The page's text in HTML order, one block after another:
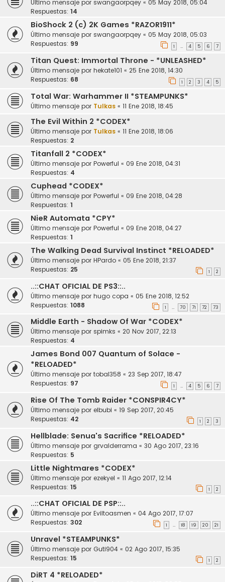
Último mensaje por swangaorpqey « 05 May 2018, 05:04
Respuestas: 14
BioShock 2 (c) 2K Games *RAZOR1911*
Último mensaje por swangaorpqey « 05 May 2018, 05:03
Respuestas: 99 1 … 4 5 6 7
Titan Quest: Immortal Throne - *UNLEASHED*
Último mensaje por hekate101 « 25 Ene 2018, 14:30
Respuestas: 68 1 2 3 4 5
Total War: Warhammer II *STEAMPUNKS*
Último mensaje por Tulkas « 11 Ene 2018, 18:45
The Evil Within 2 *CODEX*
Último mensaje por Tulkas « 11 Ene 2018, 18:06
Respuestas: 2
Titanfall 2 *CODEX*
Último mensaje por Powerful « 09 Ene 2018, 04:31
Respuestas: 4
Cuphead *CODEX*
Último mensaje por Powerful « 09 Ene 2018, 04:28
Respuestas: 1
NieR Automata *CPY*
Último mensaje por Powerful « 09 Ene 2018, 04:27
Respuestas: 1
The Walking Dead Survival Instinct *RELOADED*
Último mensaje por HPardo « 05 Ene 2018, 21:37
Respuestas: 25 1 2
..::CHAT OFICIAL DE PS3::..
Último mensaje por hugo copa « 05 Ene 2018, 12:52
Respuestas: 1088 1 … 70 71 72 73
Middle Earth - Shadow Of War *CODEX*
Último mensaje por spimks « 20 Nov 2017, 22:13
Respuestas: 4
James Bond 007 Quantum of Solace -
*RELOADED*
Último mensaje por tobal358 « 23 Sep 2017, 18:47
Respuestas: 97 1 … 4 5 6 7
Rise Of The Tomb Raider *CONSPIR4CY*
Último mensaje por elbubi « 19 Sep 2017, 20:45
Respuestas: 42 1 2 3
Hellblade: Senua's Sacrifice *RELOADED*
Último mensaje por grvalderrama « 30 Ago 2017, 23:16
Respuestas: 5
Little Nightmares *CODEX*
Último mensaje por ezekyel « 11 Ago 2017, 12:14
Respuestas: 15 1 2
..::CHAT OFICIAL DE PSP::..
Último mensaje por Eviltoasmen « 04 Ago 2017, 17:07
Respuestas: 302 1 … 18 19 20 21
Unravel *STEAMPUNKS*
Último mensaje por Guti904 « 02 Ago 2017, 15:35
Respuestas: 15 1 2
DiRT 4 *RELOADED*